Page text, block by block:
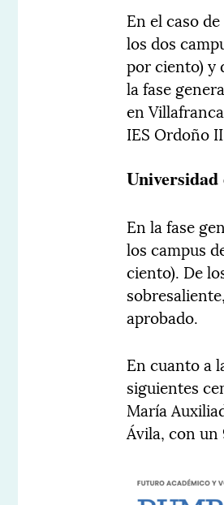
En el caso
los dos
por ciento) y
la fase
en
IES Ordoño
Universidad
En la fase
los campus
ciento). De
aprobado.
En cuanto a
siguientes
María
Ávila, con un